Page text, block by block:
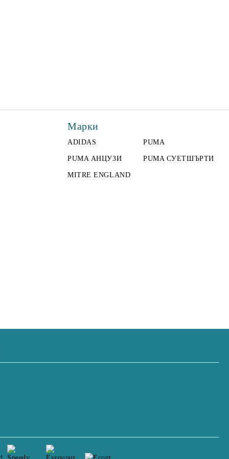
Марки
ADIDAS PUMA
PUMA АНЦУЗИ PUMA СУЕТШЪРТИ
MITRE ENGLAND